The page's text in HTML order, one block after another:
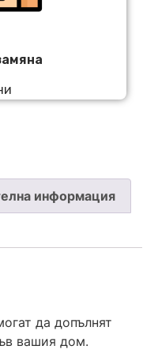
информация
да допълнят
вашия дом.